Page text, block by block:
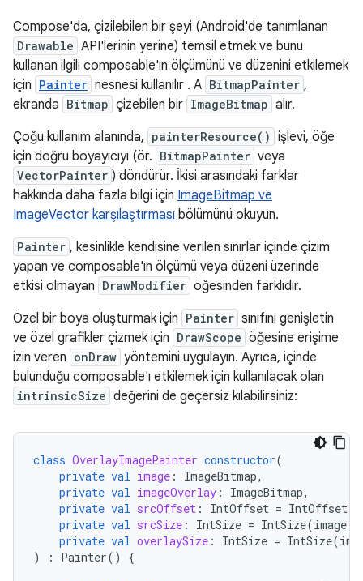
Compose'da, çizilebilen bir şeyi (Android'de tanımlanan
Drawable API'lerinin yerine) temsil etmek ve bunu
kullanan ilgili composable'ın ölçümünü ve düzenini etkilemek
için Painter nesnesi kullanılır . A BitmapPainter ,
ekranda Bitmap çizebilen bir ImageBitmap alır.
Çoğu kullanım alanında, painterResource() işlevi, öğe
için doğru boyayıcıyı (ör. BitmapPainter veya
VectorPainter ) döndürür. İkisi arasındaki farklar
hakkında daha fazla bilgi için ImageBitmap ve
ImageVector karşılaştırması bölümünü okuyun.
Painter , kesinlikle kendisine verilen sınırlar içinde çizim
yapan ve composable'ın ölçümü veya düzeni üzerinde
etkisi olmayan DrawModifier öğesinden farklıdır.
Özel bir boya oluşturmak için Painter sınıfını genişletin
ve özel grafikler çizmek için DrawScope öğesine erişime
izin veren onDraw yöntemini uygulayın. Ayrıca, içinde
bulunduğu composable'ı etkilemek için kullanılacak olan
intrinsicSize değerini de geçersiz kılabilirsiniz:
class OverlayImagePainter constructor(
private val image : ImageBitmap,
private val imageOverlay : ImageBitmap,
private val srcOffset : IntOffset = IntOffset
private val srcSize : IntSize = IntSize(image
private val overlaySize : IntSize = IntSize(
)
: Painter() {